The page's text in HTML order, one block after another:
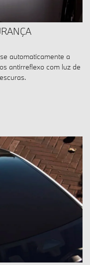
automaticamente a
antirreflexo com luz de